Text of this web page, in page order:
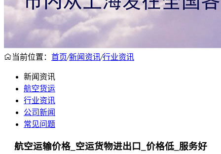
当前位置： 首页/新闻资讯/行业资讯
新闻资讯
航空货运
行业资讯
公司新闻
常见问题
航空运输价格_空运货物进出口_价格低_服务好